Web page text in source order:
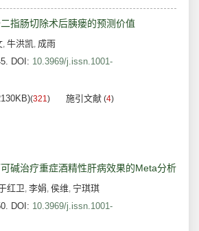
指肠切除术后胰瘘的预测价值
, 牛洪凯, 成雨
DOI: 10.3969/j.issn.1001-
(321) 施引文献 (4)
碱治疗重症酒精性肝病效果的Meta分析
红卫, 李娟, 侯维, 宁琪琪
DOI: 10.3969/j.issn.1001-